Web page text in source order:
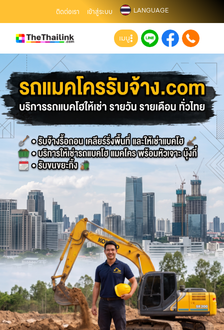
ติดต่อเรา เข้าสู่ระบบ LANGUAGE
เมนู